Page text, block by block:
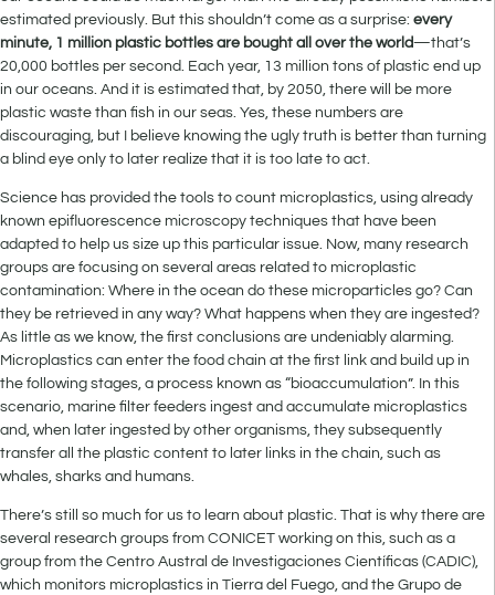
estimated previously. But this shouldn’t come as a surprise: every
minute, 1 million plastic bottles are bought all over the world—that’s
20,000 bottles per second. Each year, 13 million tons of plastic end up
in our oceans. And it is estimated that, by 2050, there will be more
plastic waste than fish in our seas. Yes, these numbers are
discouraging, but I believe knowing the ugly truth is better than turning
a blind eye only to later realize that it is too late to act.
Science has provided the tools to count microplastics, using already
known epifluorescence microscopy techniques that have been
adapted to help us size up this particular issue. Now, many research
groups are focusing on several areas related to microplastic
contamination: Where in the ocean do these microparticles go? Can
they be retrieved in any way? What happens when they are ingested?
As little as we know, the first conclusions are undeniably alarming.
Microplastics can enter the food chain at the first link and build up in
the following stages, a process known as “bioaccumulation”. In this
scenario, marine filter feeders ingest and accumulate microplastics
and, when later ingested by other organisms, they subsequently
transfer all the plastic content to later links in the chain, such as
whales, sharks and humans.
There’s still so much for us to learn about plastic. That is why there are
several research groups from CONICET working on this, such as a
group from the Centro Austral de Investigaciones Científicas (CADIC),
which monitors microplastics in Tierra del Fuego, and the Grupo de